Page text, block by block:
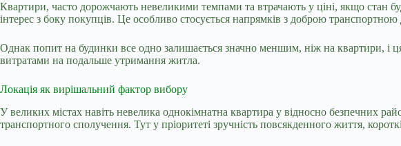
Квартири, часто дорожчають невеликими темпами та втрачають у ціні, якщо стан
інтерес з боку покупців. Це особливо стосується напрямків з доброю
Однак попит на будинки все одно залишається значно меншим, ніж на квартири, і
витратами на подальше утримання житла.
Локація як вирішальний фактор вибору
У великих містах навіть невелика однокімнатна квартира у відносно безпечних
транспортного сполучення. Тут у пріоритеті зручність повсякденного життя,